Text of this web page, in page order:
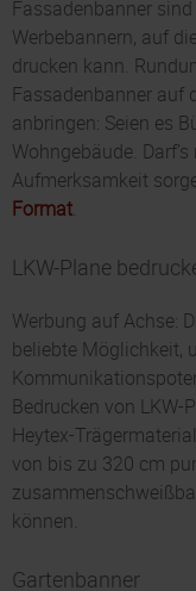
Fassadenbanner
Werbebannern, auf
drucken kann.
Fassadenbanner auf
anbringen: Seien es
Wohngebäude.
Aufmerksamkeit
Format.
LKW-Plane
Werbung auf Achse:
beliebte Möglichkeit,
Bedrucken von
Heytex-
von bis zu 320 cm
können.
Gartenbanner